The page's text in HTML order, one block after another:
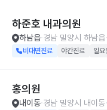
하준호 내과의원
하남읍 경남 밀양시 하남읍
비대면진료 야간진료 일요
홍의원
내이동 경남 밀양시 내이동